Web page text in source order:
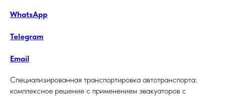
WhatsApp
Telegram
Email
Специализированная транспортировка автотранспорта:
комплексное решение с применением эвакуаторов с